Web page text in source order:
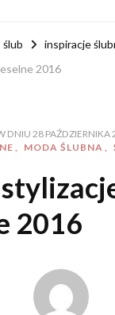
ślub
inspiracje
2016
DNIU 28 PAŹDZIERNIKA
MODA ŚLUBNA
2016